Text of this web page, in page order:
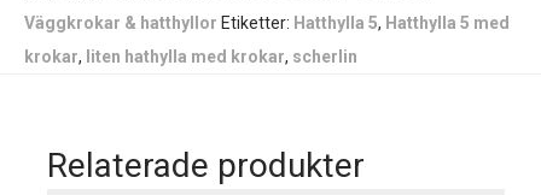
Väggkrokar & hatthyllor Etiketter: Hatthylla 5, Hatthylla 5 med
krokar, liten hathylla med krokar, scherlin
Relaterade produkter